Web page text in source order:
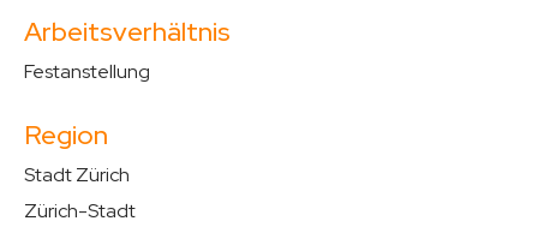
Arbeitsverhältnis
Festanstellung
Region
Stadt Zürich
Zürich-Stadt